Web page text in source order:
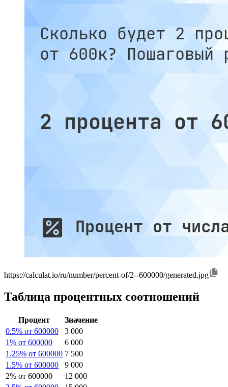
https://calculat.io/ru/number/percent-of/2--600000/generated.jpg
Таблица процентных соотношений
Процент
Значение
0.5% от 600000
3 000
1% от 600000
6 000
1.25% от 600000 7 500
1.5% от 600000
9 000
2% от 600000
12 000